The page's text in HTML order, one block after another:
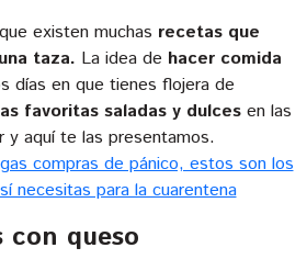
existen muchas recetas que
taza. La idea de hacer comida
días en que tienes flojera de
favoritas saladas y dulces en las
y aquí te las presentamos.
compras de pánico, estos son los
necesitas para la cuarentena
con queso